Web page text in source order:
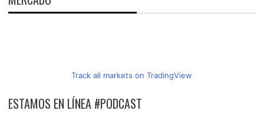
Track all markets on TradingView
ESTAMOS EN LÍNEA #PODCAST